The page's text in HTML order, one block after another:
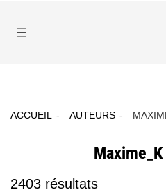
ACCUEIL AUTEURS
Maxime_K
2403 résultats